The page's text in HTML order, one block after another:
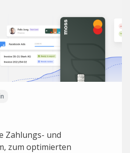
Zahlungs- und
zum optimierten